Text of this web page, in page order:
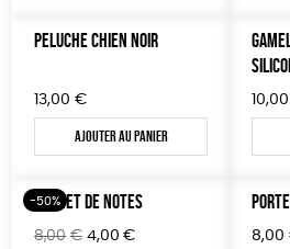
PELUCHE CHIEN NOIR
13,00 €
Ajouter au panier
10,00
-50%
CARNET DE NOTES
8,00 € Le
4,00 €Le
8,00